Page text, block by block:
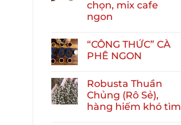
chọn, mix cafe
ngon
“CÔNG THỨC” CÀ
PHÊ NGON
Robusta Thuần
Chủng (Rô Sẻ),
hàng hiếm khó tìm